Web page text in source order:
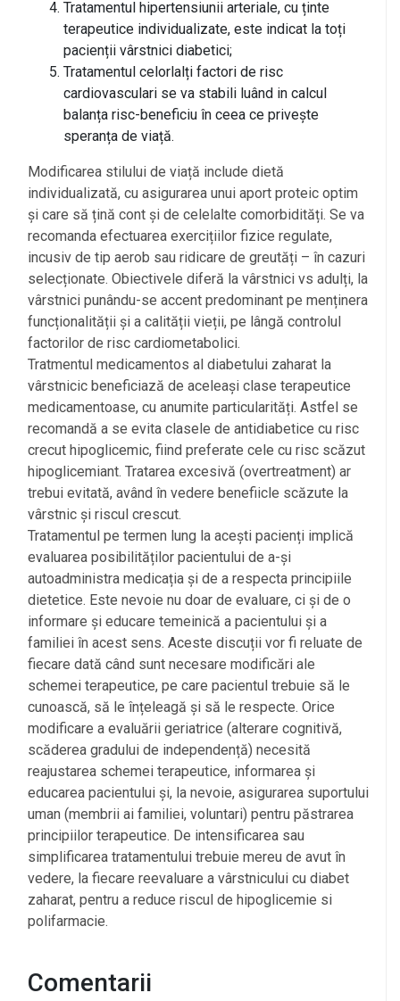
Tratamentul hipertensiunii arteriale, cu ținte
terapeutice individualizate, este indicat la toți
pacienții vârstnici diabetici;
Tratamentul celorlalți factori de risc
cardiovasculari se va stabili luând in calcul
balanța risc-beneficiu în ceea ce privește
speranța de viață.
Modificarea stilului de viață include dietă
individualizată, cu asigurarea unui aport proteic optim
și care să țină cont și de celelalte comorbidități. Se va
recomanda efectuarea exercițiilor fizice regulate,
incusiv de tip aerob sau ridicare de greutăți – în cazuri
selecționate. Obiectivele diferă la vârstnici vs adulți, la
vârstnici punându-se accent predominant pe menținera
funcționalității și a calității vieții, pe lângă controlul
factorilor de risc cardiometabolici.
Tratmentul medicamentos al diabetului zaharat la
vârstnicic beneficiază de aceleași clase terapeutice
medicamentoase, cu anumite particularități. Astfel se
recomandă a se evita clasele de antidiabetice cu risc
crecut hipoglicemic, fiind preferate cele cu risc scăzut
hipoglicemiant. Tratarea excesivă (overtreatment) ar
trebui evitată, având în vedere benefiicle scăzute la
vârstnic și riscul crescut.
Tratamentul pe termen lung la acești pacienți implică
evaluarea posibilităților pacientului de a-și
autoadministra medicația și de a respecta principiile
dietetice. Este nevoie nu doar de evaluare, ci și de o
informare și educare temeinică a pacientului și a
familiei în acest sens. Aceste discuții vor fi reluate de
fiecare dată când sunt necesare modificări ale
schemei terapeutice, pe care pacientul trebuie să le
cunoască, să le înțeleagă și să le respecte. Orice
modificare a evaluării geriatrice (alterare cognitivă,
scăderea gradului de independență) necesită
reajustarea schemei terapeutice, informarea și
educarea pacientului și, la nevoie, asigurarea suportului
uman (membrii ai familiei, voluntari) pentru păstrarea
principiilor terapeutice. De intensificarea sau
simplificarea tratamentului trebuie mereu de avut în
vedere, la fiecare reevaluare a vârstnicului cu diabet
zaharat, pentru a reduce riscul de hipoglicemie si
polifarmacie.
Comentarii